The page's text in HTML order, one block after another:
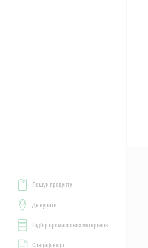
Пошук продукту
Де купити
Підбір промислових матеріалів
Специфікації